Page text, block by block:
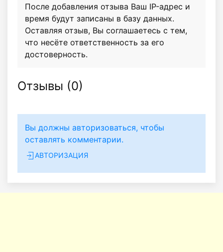
После добавления отзыва Ваш IP-адрес и
время будут записаны в базу данных.
Оставляя отзыв, Вы соглашаетесь с тем,
что несёте ответственность за его
достоверность.
Отзывы (0)
Вы должны авторизоваться, чтобы
оставлять комментарии.
АВТОРИЗАЦИЯ